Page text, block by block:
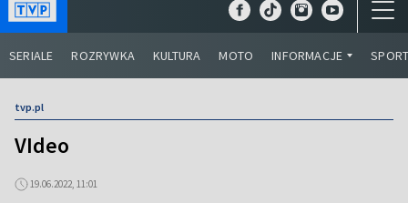
SERIALE ROZRYWKA KULTURA MOTO INFORMACJE
tvp.pl
VIdeo
19.06.2022, 11:01